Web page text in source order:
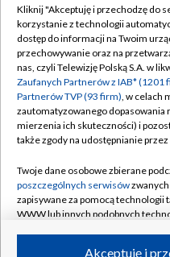
Abonament TVP
Emisja w TVP
Centrum informacji TVP
Naziemna Telewizja
Rada Programowa
System NOS
Informacje o nadawcy
Kliknij "Akceptuję i przechodzę do
korzystanie z technologii
dostęp do informacji na Twoim
przechowywanie oraz na
nas, czyli Telewizję Polską S.A. w
Zaufanych Partnerów z IAB* (1201
Partnerów TVP (93 firm), w celach
zautomatyzowanego
mierzenia ich skuteczności) i
także zgody na udostępnianie
Twoje dane osobowe zbierane
poszczególnych serwisów
zapisywane za pomocą technologii
WWW lub innych podobnych
Akceptuję i